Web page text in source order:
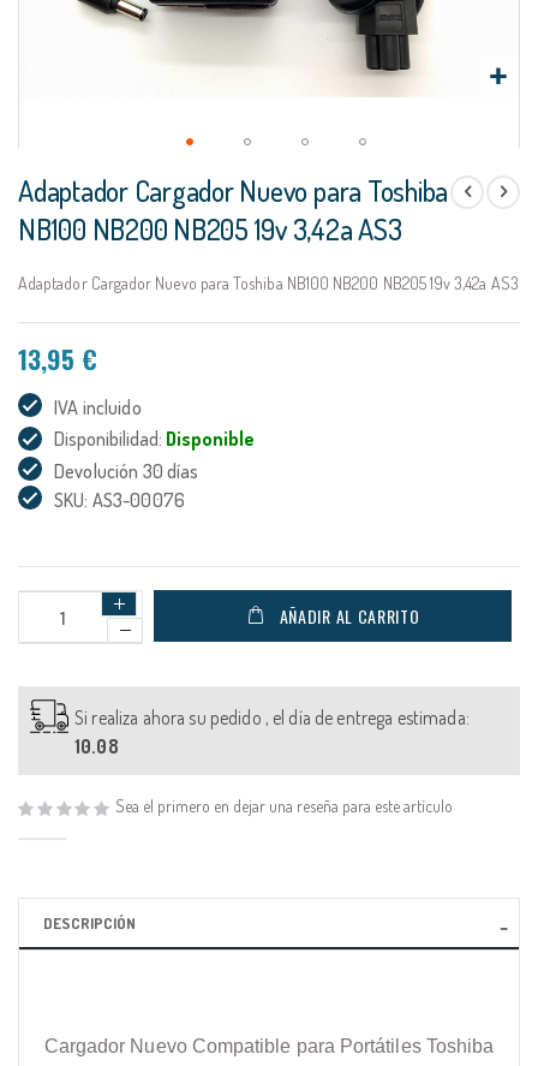
al
comienzo
de
galería
Adaptador Cargador Nuevo para Toshiba
NB100 NB200 NB205 19v 3,42a AS3
Adaptador Cargador Nuevo para Toshiba NB100 NB200 NB205 19v 3,42a AS3
13,95 €
IVA incluido
Disponibilidad: Disponible
Devolución 30 días
SKU: AS3-00076
AÑADIR AL CARRITO
Si realiza ahora su pedido , el día de entrega estimada:
10.08
Sea el primero en dejar una reseña para este artículo
DESCRIPCIÓN
Cargador Nuevo Compatible para Portátiles Toshiba